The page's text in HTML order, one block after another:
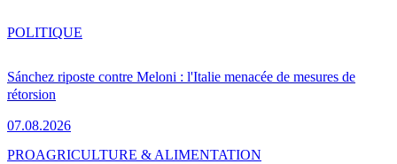
Sánchez riposte contre Meloni : l'Italie menacée de mesures de
rétorsion
07.08.2026
POLITIQUE
PROAGRICULTURE & ALIMENTATION